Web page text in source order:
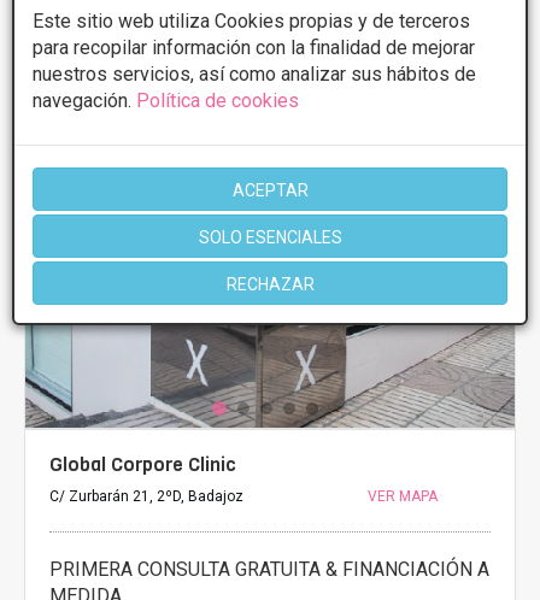
Este sitio web utiliza Cookies propias y de terceros
para recopilar información con la finalidad de mejorar
nuestros servicios, así como analizar sus hábitos de
navegación. Política de cookies
ACEPTAR
SOLO ESENCIALES
RECHAZAR
Global Corpore Clinic
C/ Zurbarán 21, 2ºD, Badajoz VER MAPA
PRIMERA CONSULTA GRATUITA & FINANCIACIÓN A